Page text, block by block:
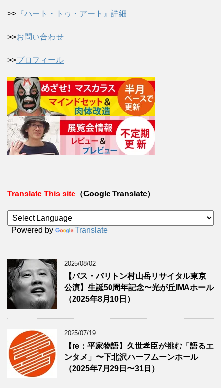
>> 『ハート・トゥ・アート』詳細
>>お問い合わせ
>>プロフィール
Translate This site （Google Translate）
Powered by Translate
2025/08/02
【バス・バリトン村山岳リサイタル東京
公演】生誕50周年記念〜光が丘IMAホール
（2025年8月10日）
2025/07/19
【re：平家物語】久世孝臣が挑む「語るエ
ンタメ」〜下北沢ハーフムーンホール
（2025年7月29日〜31日）